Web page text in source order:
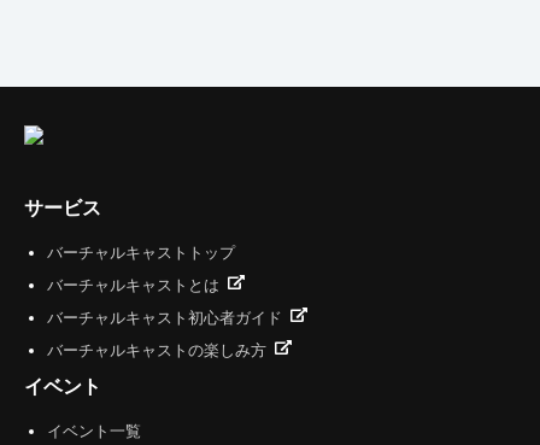
サービス
バーチャルキャストトップ
バーチャルキャストとは
バーチャルキャスト初心者ガイド
バーチャルキャストの楽しみ方
イベント
イベント一覧